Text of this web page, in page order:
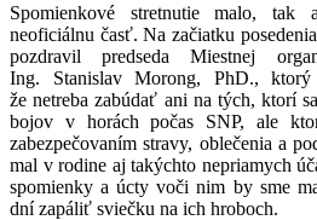
Spomienkové stretnutie malo, tak
neoficiálnu časť. Na začiatku
pozdravil predseda Miestnej
Ing. Stanislav Morong, PhD.,
že netreba zabúdať ani na tých, ktorí
bojov v horách počas SNP, ale
zabezpečovaním stravy, oblečenia a
mal v rodine aj takýchto nepriamych
spomienky a úcty voči nim by sme
dní zapáliť sviečku na ich hroboch.